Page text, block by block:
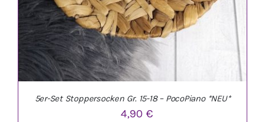
5er-Set Stoppersocken Gr. 15-18 – PocoPiano *NEU*
4,90€